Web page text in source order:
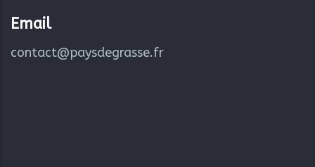
Email
contact@paysdegrasse.fr